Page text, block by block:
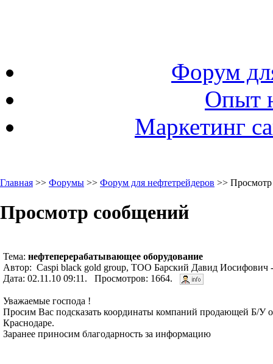
Форум
Опыт
Маркетинг
Главная >> Форумы >> Форум для нефтетрейдеров >>
Просмотр сообщений
Тема: нефтеперерабатывающее оборудование
Автор: Caspi black gold group, ТОО Барский Давид Иосифович
Дата: 02.11.10 09:11. Просмотров: 1664.
Уважаемые господа !
Просим Вас подсказать координаты компаний продающей Б/У
Краснодаре.
Заранее приносим благодарность за информацию